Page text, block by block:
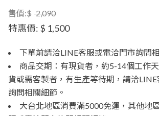
售價:$ 2,090
特惠價: $ 1,500
下單前請洽LINE客服或電洽門市詢問
商品交期：有現貨者，約5-14個工作
貨或需客製者，有生產等待期，請洽
詢問相關細節。
大台北地區消費滿5000免運，其他地